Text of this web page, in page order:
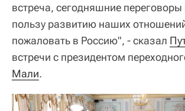
встреча, сегодняшние переговоры
пользу развитию наших
пожаловать в Россию", - сказал
встречи с президентом
Мали.